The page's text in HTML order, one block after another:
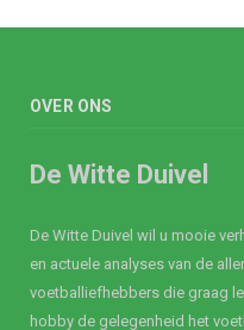
OVER ONS
De Witte Duivel
De Witte Duivel wil u mooie
en actuele analyses van de
voetballiefhebbers die graag
hobby de gelegenheid het